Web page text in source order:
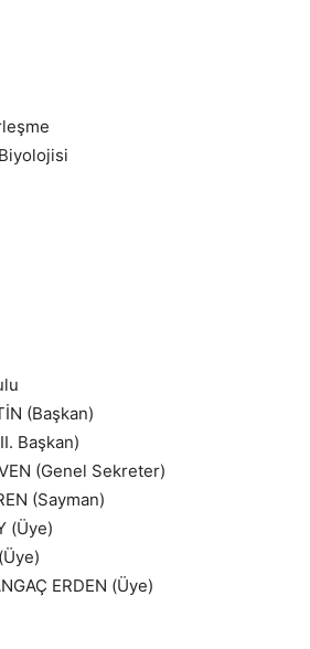
(Başkan)
Başkan)
(Genel Sekreter)
(Sayman)
(Üye)
ERDEN (Üye)